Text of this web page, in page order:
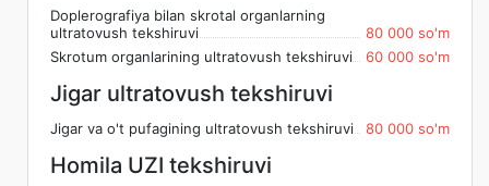
Doplerografiya bilan skrotal organlarning
ultratovush tekshiruvi
80 000 so'm
Skrotum organlarining ultratovush tekshiruvi
60 000 so'm
Jigar ultratovush tekshiruvi
Jigar va o't pufagining ultratovush tekshiruvi 80 000 so'm
Homila UZI tekshiruvi